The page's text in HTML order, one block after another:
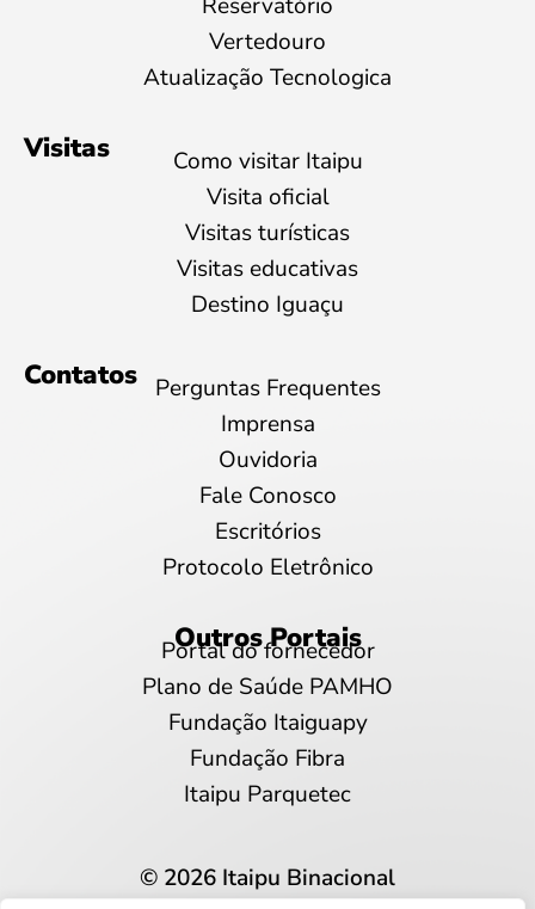
Vertedouro
Atualização Tecnologica
Visitas
Como visitar Itaipu
Visita oficial
Visitas turísticas
Visitas educativas
Destino Iguaçu
Contatos
Perguntas Frequentes
Imprensa
Ouvidoria
Fale Conosco
Escritórios
Protocolo Eletrônico
Outros Portais
Portal do fornecedor
Plano de Saúde PAMHO
Fundação Itaiguapy
Fundação Fibra
Itaipu Parquetec
© 2026 Itaipu Binacional